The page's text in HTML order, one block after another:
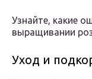
Узнайте, какие
выращивании
Уход и